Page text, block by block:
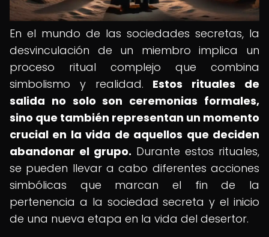
En el mundo de las sociedades secretas, la
desvinculación de un miembro implica un
proceso ritual complejo que combina
simbolismo y realidad. Estos rituales de
salida no solo son ceremonias formales,
sino que también representan un momento
crucial en la vida de aquellos que deciden
abandonar el grupo. Durante estos rituales,
se pueden llevar a cabo diferentes acciones
simbólicas que marcan el fin de la
pertenencia a la sociedad secreta y el inicio
de una nueva etapa en la vida del desertor.